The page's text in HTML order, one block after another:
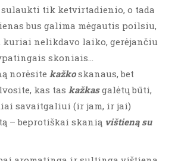
tik ketvirtadienio, o tada
bus galima mėgautis poilsiu,
kuriai nelikdavo laiko, gerėjančiu
skoniais…
norėsite kažkoskanaus, bet
kas tas kažkasgalėtų būti,
savaitgaliui (ir jam, ir jai)
– beprotiškai skanią vištieną su